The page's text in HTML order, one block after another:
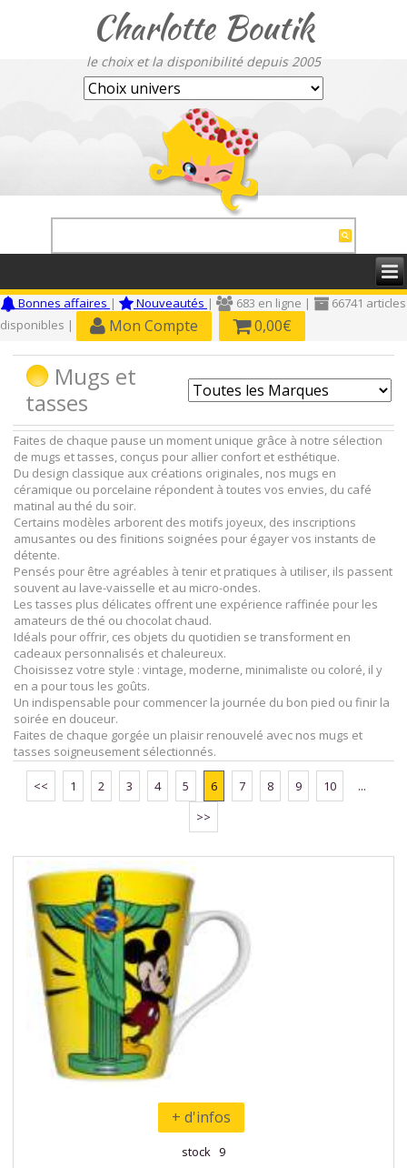
Charlotte Boutik
le choix et la disponibilité depuis 2005
Bonnes affaires | Nouveautés | 683 en ligne |
66741 articles
disponibles |
Mon Compte 0,00€
Mugs et
tasses
Faites de chaque pause un moment unique grâce à notre sélection
de mugs et tasses, conçus pour allier confort et esthétique.
Du design classique aux créations originales, nos mugs en
céramique ou porcelaine répondent à toutes vos envies, du café
matinal au thé du soir.
Certains modèles arborent des motifs joyeux, des inscriptions
amusantes ou des finitions soignées pour égayer vos instants de
détente.
Pensés pour être agréables à tenir et pratiques à utiliser, ils passent
souvent au lave-vaisselle et au micro-ondes.
Les tasses plus délicates offrent une expérience raffinée pour les
amateurs de thé ou chocolat chaud.
Idéals pour offrir, ces objets du quotidien se transforment en
cadeaux personnalisés et chaleureux.
Choisissez votre style : vintage, moderne, minimaliste ou coloré, il y
en a pour tous les goûts.
Un indispensable pour commencer la journée du bon pied ou finir la
soirée en douceur.
Faites de chaque gorgée un plaisir renouvelé avec nos mugs et
tasses soigneusement sélectionnés.
<< 1 2 3 4 5 6 7 8 9 10
...
>>
+ d'infos
stock 9